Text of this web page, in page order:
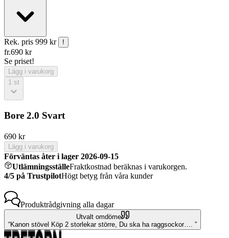
Rek. pris 999 kr !
fr.690 kr
Se priset!
Lägg i varukorg
1 st
Bore 2.0 Svart
690 kr
Lägg i varukorg
Förväntas åter i lager 2026-09-15
UtlämningsställeFraktkostnad beräknas i varukorgen.
4/5 på TrustpilotHögt betyg från våra kunder
Produktrådgivning alla dagar
Utvalt omdöme
Kanon stövel Köp 2 storlekar större, Du ska ha raggsockor….